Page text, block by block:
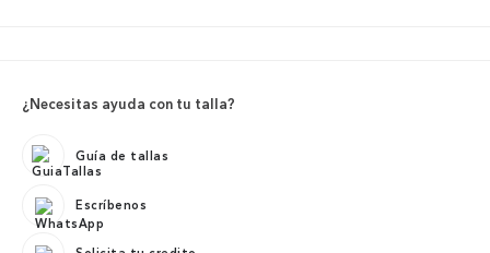
¿Necesitas ayuda con tu talla?
Guía de tallas
Escríbenos